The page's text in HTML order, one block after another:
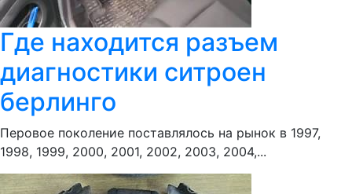
Где находится разъем
диагностики ситроен
берлинго
Перовое поколение поставлялось на рынок в 1997,
1998, 1999, 2000, 2001, 2002, 2003, 2004,...